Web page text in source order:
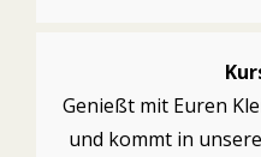
Genießt mit Euren
und kommt in